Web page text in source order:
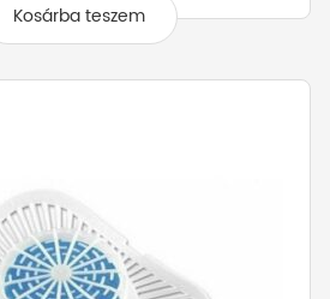
Kosárba teszem